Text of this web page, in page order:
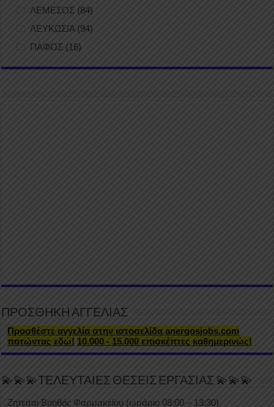
ΛΕΜΕΣΟΣ (84)
ΛΕΥΚΩΣΙΑ(94)
ΠΑΦΟΣ (16)
ΠΡΟΣΘΗΚΗ ΑΓΓΕΛΙΑΣ
Προσθέστε αγγελία στην ιστοσελίδα anergosjobs.com
πατώντας εδώ! 10.000 - 15.000 επισκέπτες καθημερινώς!
💫💫💫ΤΕΛΕΥΤΑΙΕΣ ΘΕΣΕΙΣ ΕΡΓΑΣΙΑΣ 💫💫💫
Ζητείται Βοηθός Φαρμακείου (ωράριο 08:00 – 13:30)